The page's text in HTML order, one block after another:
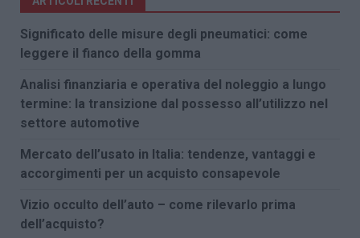
Significato delle misure degli pneumatici: come
leggere il fianco della gomma
Analisi finanziaria e operativa del noleggio a lungo
termine: la transizione dal possesso all’utilizzo nel
settore automotive
Mercato dell’usato in Italia: tendenze, vantaggi e
accorgimenti per un acquisto consapevole
Vizio occulto dell’auto – come rilevarlo prima
dell’acquisto?